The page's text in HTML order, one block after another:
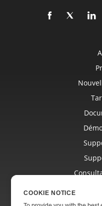
COOKIE NOTICE